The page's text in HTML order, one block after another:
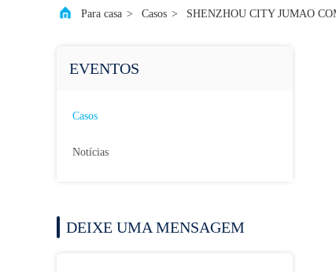
Para casa > Casos > SHENZHOU CITY JUMAO
EVENTOS
Casos
Notícias
DEIXE UMA MENSAGEM